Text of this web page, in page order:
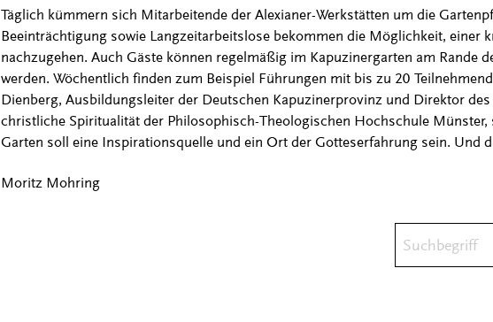
Täglich kümmern sich Mitarbeitende der Alexianer-Werkstätten um die
Beeinträchtigung sowie Langzeitarbeitslose bekommen die Möglichkeit, einer
nachzugehen. Auch Gäste können regelmäßig im Kapuzinergarten am Rande
werden. Wöchentlich finden zum Beispiel Führungen mit bis zu 20
Dienberg, Ausbildungsleiter der Deutschen Kapuzinerprovinz und Direktor
christliche Spiritualität der Philosophisch-Theologischen Hochschule
Garten soll eine Inspirationsquelle und ein Ort der Gotteserfahrung sein. Und
Moritz Mohring